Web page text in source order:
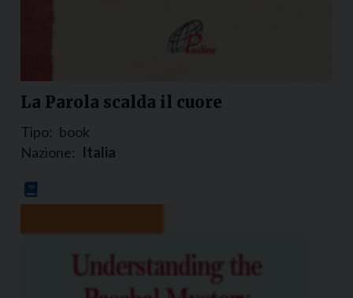
La Parola scalda il cuore
Tipo: book
Nazione: Italia